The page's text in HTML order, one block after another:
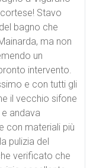
Stavo
bagno che
ma non
un
intervento.
e con tutti gli
il vecchio sifone
andava
con materiali più
pulizia del
verificato che